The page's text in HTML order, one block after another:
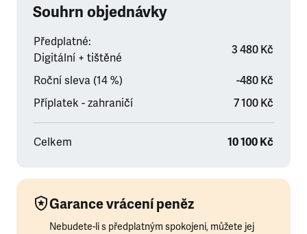
Souhrn objednávky
Předplatné:
Digitální + tištěné
3 480 Kč
Roční sleva (14 %)
-480 Kč
Příplatek - zahraničí
7 100 Kč
Celkem 10 100 Kč
Garance vrácení peněz
Nebudete-li s předplatným spokojeni, můžete jej